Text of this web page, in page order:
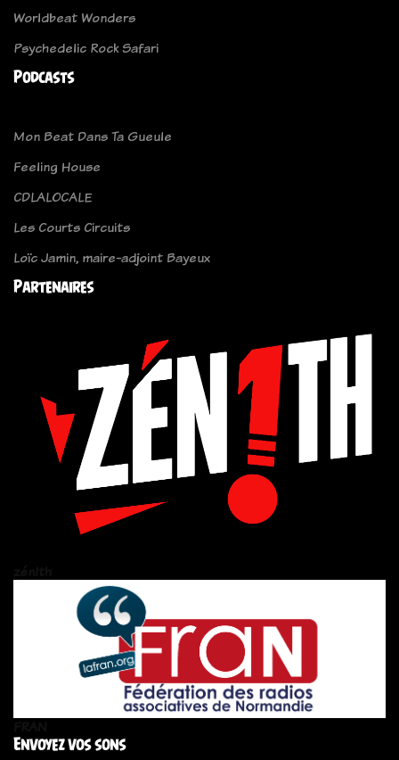
Worldbeat Wonders
Psychedelic Rock Safari
Podcasts
Mon Beat Dans Ta Gueule
Feeling House
CDLALOCALE
Les Courts Circuits
Loïc Jamin, maire-adjoint Bayeux
Partenaires
Envoyez vos sons